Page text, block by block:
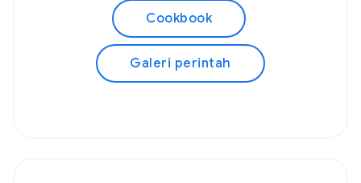
Cookbook
Galeri perintah